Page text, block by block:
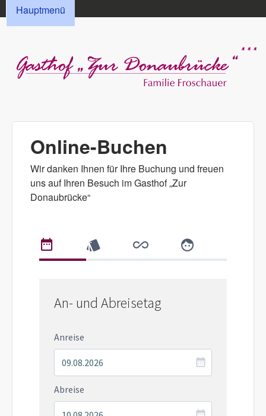
HAUPTMENÜ
Hauptmenü
Gasthof „Zur
Donaubrücke“
Froschauer
Online-Buchen
Wir danken Ihnen für Ihre Buchung und freuen
uns auf Ihren Besuch im Gasthof „Zur
Donaubrücke“